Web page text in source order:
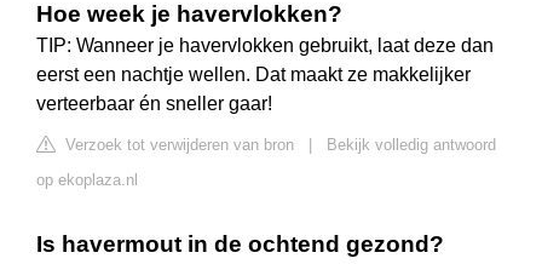
Hoe week je havervlokken?
TIP: Wanneer je havervlokken gebruikt, laat deze dan
eerst een nachtje wellen. Dat maakt ze makkelijker
verteerbaar én sneller gaar!
Verzoek tot verwijderen van bron
Bekijk volledig antwoord
op ekoplaza.nl
Is havermout in de ochtend gezond?